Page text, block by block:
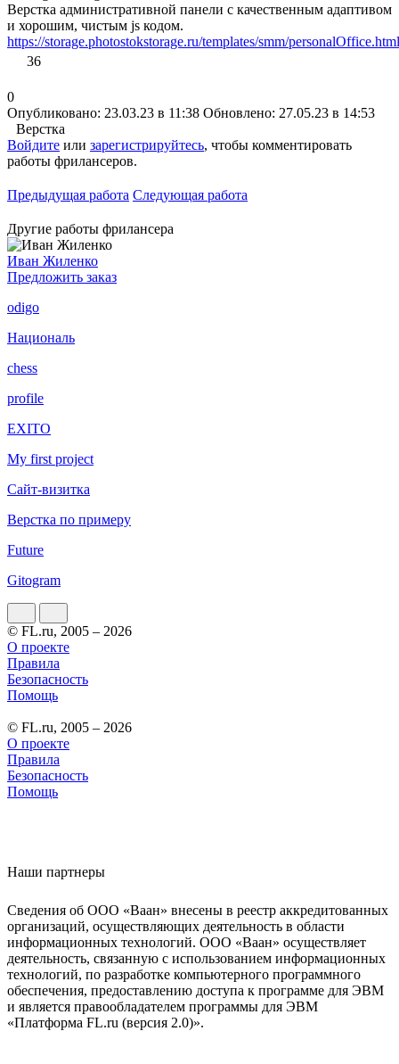
Верстка административной панели с качественным адаптивом
и хорошим, чистым js кодом.
https://storage.photostokstorage.ru/templates/smm/personalOffice.html
36
0
Опубликовано: 23.03.23 в 11:38 Обновлено: 27.05.23 в 14:53
Верстка
Войдите или зарегистрируйтесь, чтобы комментировать
работы фрилансеров.
Предыдущая работа Следующая работа
Другие работы фрилансера
Иван Жиленко
Предложить заказ
odigo
Националь
chess
profile
EXITO
My first project
Сайт-визитка
Верстка по примеру
Future
Gitogram
© FL.ru, 2005 – 2026
О проекте
Правила
Безопасность
Помощь
© FL.ru, 2005 – 2026
О проекте
Правила
Безопасность
Помощь
Наши партнеры
Сведения об ООО «Ваан» внесены в реестр аккредитованных
организаций, осуществляющих деятельность в области
информационных технологий. ООО «Ваан» осуществляет
деятельность, связанную с использованием информационных
технологий, по разработке компьютерного программного
обеспечения, предоставлению доступа к программе для ЭВМ
и является правообладателем программы для ЭВМ
«Платформа FL.ru (версия 2.0)».